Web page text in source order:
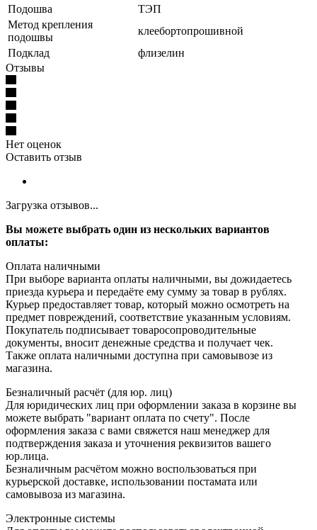
Подошва
ТЭП
Метод крепления
подошвы
клеебортопрошивной
Подклад
флизелин
Отзывы
Нет оценок
Оставить отзыв
Загрузка отзывов...
Вы можете выбрать один из нескольких вариантов
оплаты:
Оплата наличными
При выборе варианта оплаты наличными, вы дожидаетесь
приезда курьера и передаёте ему сумму за товар в рублях.
Курьер предоставляет товар, который можно осмотреть на
предмет повреждений, соответствие указанным условиям.
Покупатель подписывает товаросопроводительные
документы, вносит денежные средства и получает чек.
Также оплата наличными доступна при самовывозе из
магазина.
Безналичный расчёт (для юр. лиц)
Для юридических лиц при оформлении заказа в корзине вы
можете выбрать "вариант оплата по счету". После
оформления заказа с вами свяжется наш менеджер для
подтверждения заказа и уточнения реквизитов вашего
юр.лица.
Безналичным расчётом можно воспользоваться при
курьерской доставке, использовании постамата или
самовывоза из магазина.
Электронные системы